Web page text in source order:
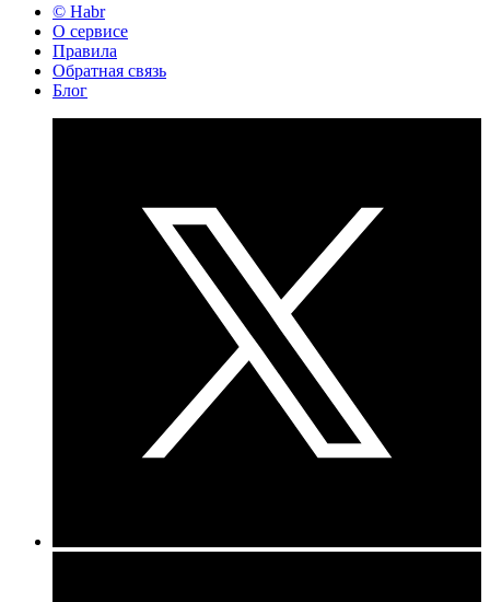
© Habr
О сервисе
Правила
Обратная связь
Блог